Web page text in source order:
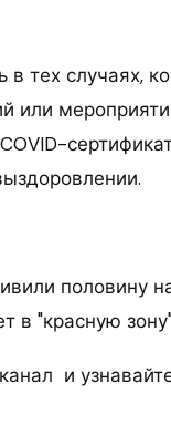
тех случаях,
или
половину
в "красную
и